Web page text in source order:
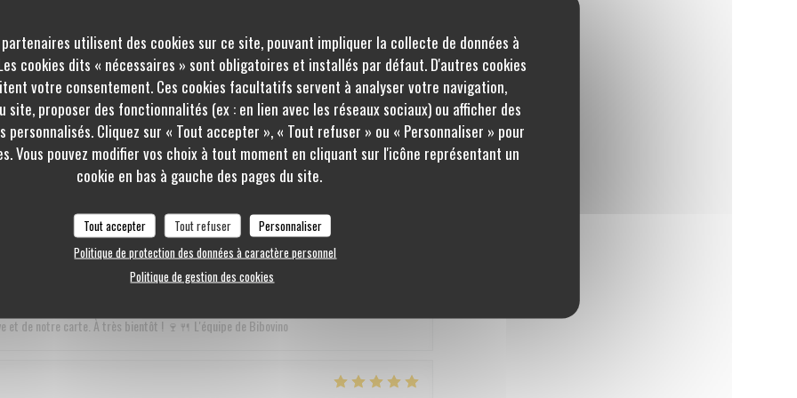
utilisent des cookies sur ce site, pouvant impliquer la collecte de données à
cookies dits « nécessaires » sont obligatoires et installés par défaut. D'autres cookies
votre consentement. Ces cookies facultatifs servent à analyser votre navigation,
site, proposer des fonctionnalités (ex : en lien avec les réseaux sociaux) ou afficher des
personnalisés. Cliquez sur « Tout accepter », « Tout refuser » ou « Personnaliser » pour
Vous pouvez modifier vos choix à tout moment en cliquant sur l'icône représentant un
cookie en bas à gauche des pages du site.
Tout accepter Tout refuser
Personnaliser
Politique de protection des données à caractère personnel
Politique de gestion des cookies
notre carte et notre rapport qualité/prix. C’est un vrai plaisir de lire que votre
à nouveau très bientôt à la cave pour vous faire découvrir nos nouveautés ! L'équipe
5 /5 Ambiance Cuisine /5 Qualité / Prix 5
une très agréable soirée et reviendront très bientôt.
retour et cette note parfaite de 5/5 ! ⭐⭐⭐⭐⭐ Nous sommes ravis d'apprendre
sur l'excellence de la cuisine et la gentillesse du chef nous touchent droit au
jour ! Toute l'équipe de Bibovino La Roche-sur-Yon a déjà hâte de vous accueillir à
et de notre carte. À très bientôt ! 🍷🍴 L'équipe de Bibovino